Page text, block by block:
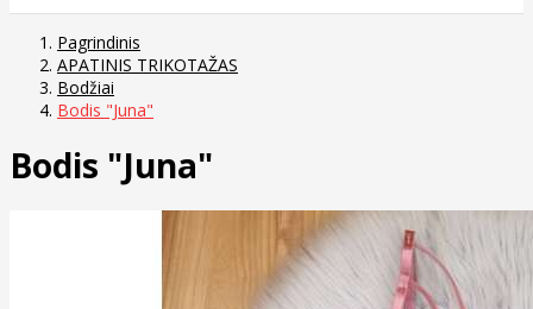
Pagrindinis
APATINIS TRIKOTAŽAS
Bodžiai
Bodis "Juna"
Bodis "Juna"